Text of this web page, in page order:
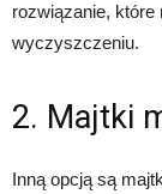
rozwiązanie, które
wyczyszczeniu.
2. Majtki
Inną opcją są